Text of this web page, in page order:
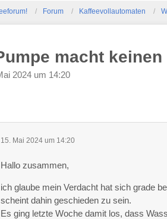
Forum Kaffeevollautomaten
macht
2024 um 14:20
15. Mai 2024 um 14:20
Hallo zusammen,
ich glaube mein Verdacht hat sich grade
scheint dahin geschieden zu sein.
Es ging letzte Woche damit los, dass